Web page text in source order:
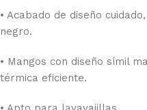
• Acabado de diseño
negro.
• Mangos con diseño símil
térmica eficiente.